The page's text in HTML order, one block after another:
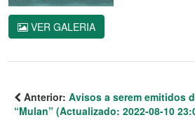
VER GALERIA
Anterior: Avisos a serem emitidos
“Mulan” (Actualizado: 2022-08-10